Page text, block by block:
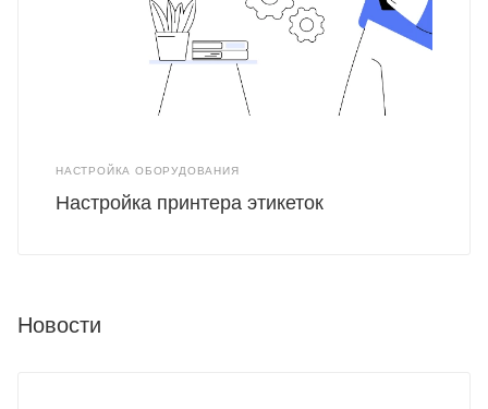
НАСТРОЙКА ОБОРУДОВАНИЯ
Настройка принтера этикеток
Новости